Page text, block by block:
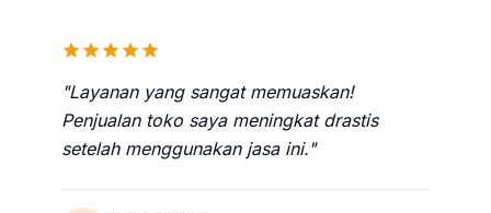
starstarstarstarstar
"Layanan yang sangat memuaskan!
Penjualan toko saya meningkat drastis
setelah menggunakan jasa ini."